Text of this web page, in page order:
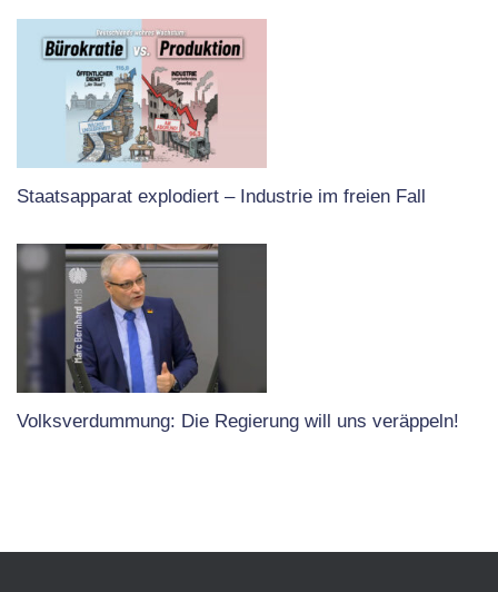
Staatsapparat explodiert – Industrie im freien Fall
Volksverdummung: Die Regierung will uns veräppeln!